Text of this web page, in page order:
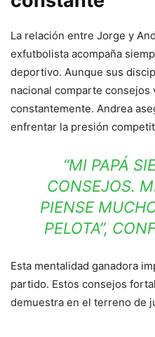
La relación entre Jorge y
exfutbolista acompaña
deportivo. Aunque sus
nacional comparte consejos
constantemente. Andrea
enfrentar la presión
“MI PAPÁ
CONSEJOS.
PIENSE
PELOTA”,
Esta mentalidad ganadora
partido. Estos consejos
demuestra en el terreno de